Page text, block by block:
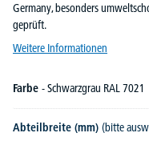
Germany, besonders
geprüft.
Weitere Informationen
Farbe - Schwarzgrau RAL 7021
Abteilbreite (mm) (bitte